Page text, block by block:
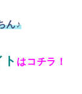
ん♪
はコチラ！